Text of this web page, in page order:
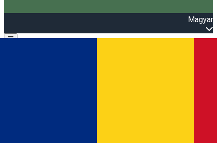
Magyar
Open main menu